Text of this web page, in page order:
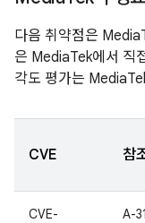
다음 취약점은
은 MediaTek에서 직
각도 평가는
CVE 참
CVE-
A-